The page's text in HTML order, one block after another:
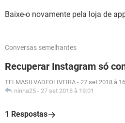
Baixe-o novamente pela loja de
Conversas semelhantes
Recuperar Instagram só
TELMASILVADEOLIVEIRA - 27 set 2018 à
ninha25 - 27 set 2018 à 19:01
1 Respostas